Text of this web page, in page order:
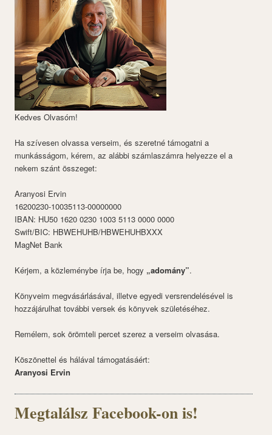
Kedves Olvasóm!
Ha szívesen olvassa verseim, és szeretné támogatni a
munkásságom, kérem, az alábbi számlaszámra helyezze el a
nekem szánt összeget:
Aranyosi Ervin
16200230-10035113-00000000
IBAN: HU50 1620 0230 1003 5113 0000 0000
Swift/BIC: HBWEHUHB/HBWEHUHBXXX
MagNet Bank
Kérjem, a közleménybe írja be, hogy „adomány”.
Könyveim megvásárlásával, illetve egyedi versrendelésével is
hozzájárulhat további versek és könyvek születéséhez.
Remélem, sok örömteli percet szerez a verseim olvasása.
Köszönettel és hálával támogatásáért:
Aranyosi Ervin
Megtalálsz Facebook-on is!